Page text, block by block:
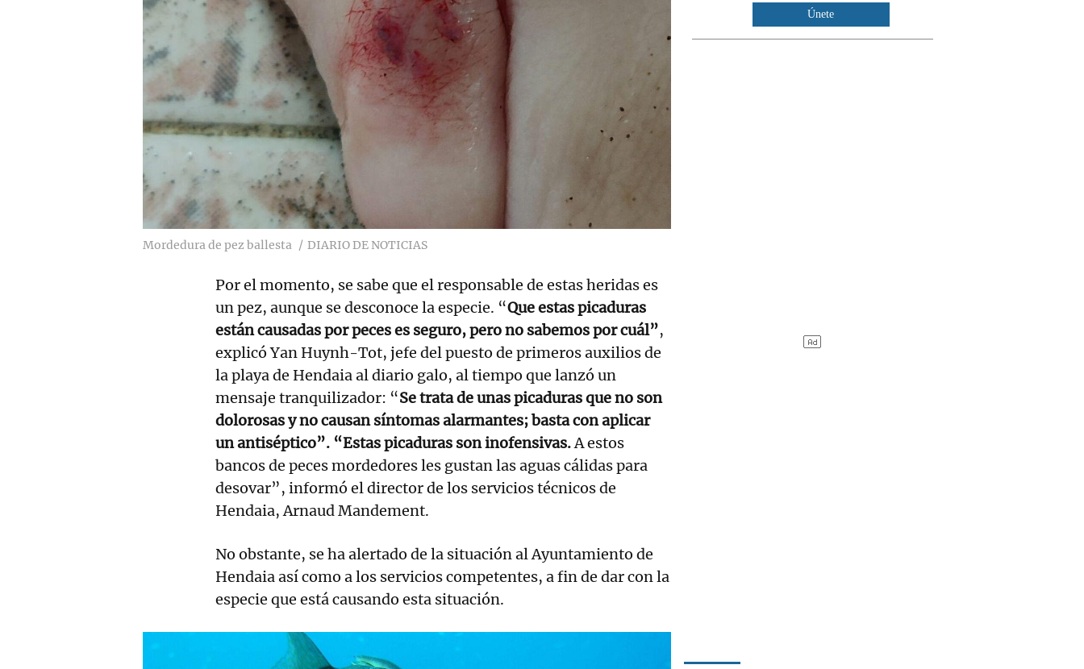
Mordedura de pez ballesta DIARIO DE NOTICIAS
Por el momento, se sabe que el responsable de estas heridas es
un pez, aunque se desconoce la especie. “Que estas picaduras
están causadas por peces es seguro, pero no sabemos por cuál”,
explicó Yan Huynh-Tot, jefe del puesto de primeros auxilios de
la playa de Hendaia al diario galo, al tiempo que lanzó un
mensaje tranquilizador: “Se trata de unas picaduras que no son
dolorosas y no causan síntomas alarmantes; basta con aplicar
un antiséptico”. “Estas picaduras son inofensivas.A estos
bancos de peces mordedores les gustan las aguas cálidas para
desovar”, informó el director de los servicios técnicos de
Hendaia, Arnaud Mandement.
No obstante, se ha alertado de la situación al Ayuntamiento de
Hendaia así como a los servicios competentes, a fin de dar con la
especie que está causando esta situación.
Únete